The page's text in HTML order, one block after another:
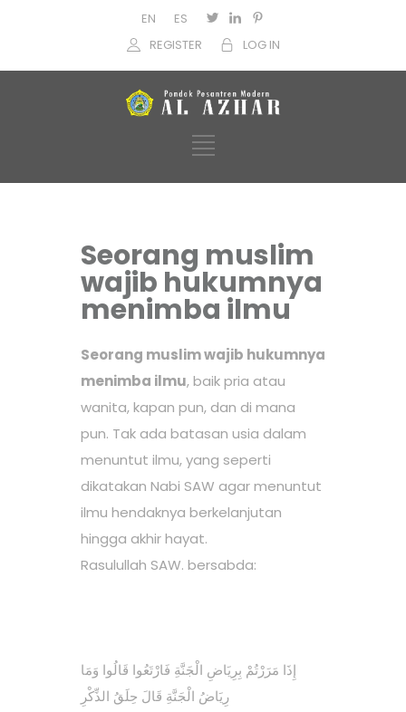
EN
ES
LOG IN
REGISTER
Seorang muslim
wajib hukumnya
menimba ilmu
Seorang muslim wajib hukumnya
menimba ilmu, baik pria atau
wanita, kapan pun, dan di mana
pun. Tak ada batasan usia dalam
menuntut ilmu, yang seperti
dikatakan Nabi SAW agar menuntut
ilmu hendaknya berkelanjutan
hingga akhir hayat.
Rasulullah SAW. bersabda:
إِذَا مَرَرْتُمْ بِرِيَاضِ الْجَنَّةِ فَارْتَعُوا قَالُوا وَمَا
رِيَاضُ الْجَنَّةِ قَالَ حِلَقُ الذِّكْرِ